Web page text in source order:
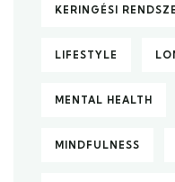
KERINGÉSI
LIFESTYLE
MENTAL HEALTH
MINDFULNESS